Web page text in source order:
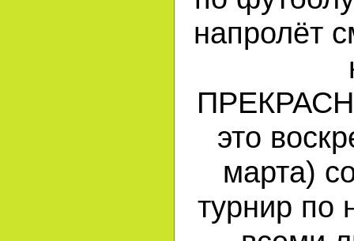
напролёт
это
марта)
турнир по